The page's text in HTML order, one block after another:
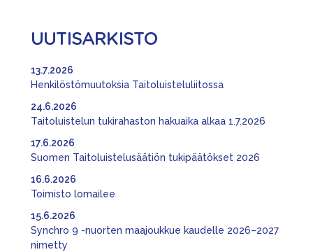
UUTISARKISTO
Henkilöstömuutoksia Taitoluisteluliitossa
13.7.2026
Taitoluistelun tukirahaston hakuaika alkaa 1.7.2026
24.6.2026
Suomen Taitoluistelusäätiön tukipäätökset 2026
17.6.2026
Toimisto lomailee
16.6.2026
Synchro 9 -nuorten maajoukkue kaudelle 2026–2027
nimetty
15.6.2026